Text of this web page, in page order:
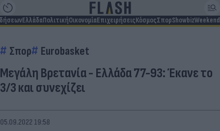
ΕλλάδαΠολιτικήΟικονομίαΕπιχειρήσειςΚόσμοςΣπορShowbizWeekend
Σπορ Eurobasket
Μεγάλη Βρετανία - Ελλάδα 77-93: Έκανε το
3/3 και συνεχίζει
05.09.2022 19:58